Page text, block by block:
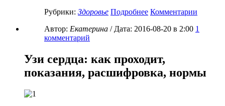
Рубрики: Здоровье Подробнее Комментарии
Автор: Екатерина / Дата: 2016-08-20 в 2:00 1
комментарий
Узи сердца: как проходит,
показания, расшифровка, нормы